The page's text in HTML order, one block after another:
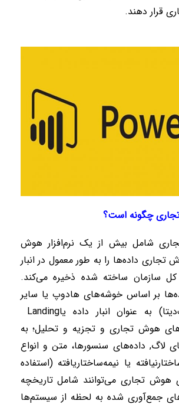
قرار دهند.
چگونه است؟
شامل بیش از یک نرم‌افزار هوش
داده‌ها را به طور معمول در انبار
کل سازمان ساخته شده ذخیره می‌کند.
بر اساس خوشه‌های هادوپ یا سایر
( به عنوان انبار داده یاLanding
هوش تجاری و تجزیه و تحلیل؛ به
لاگ, داده‌های سنسورها، متن و انواع
یا نیمه‌ساختاریافته )استفاده
هوش تجاری می‌توانند شامل تاریخچه
جمع‌آوری شده به لحظه از سیستم‌ها